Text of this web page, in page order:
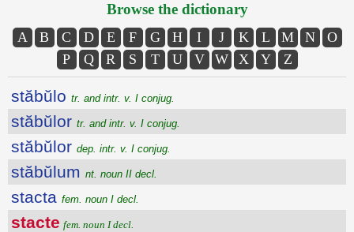
Browse the dictionary
A B C D E F G H I J K L M N
O
P
Q R S T U V W X Y Z
stăbŭlo tr. and intr. v. I conjug.
stăbŭlor tr. and intr. v. I conjug.
stăbŭlor dep. intr. v. I conjug.
stăbŭlum nt. noun II decl.
stacta fem. noun I decl.
stacte fem. noun I decl.